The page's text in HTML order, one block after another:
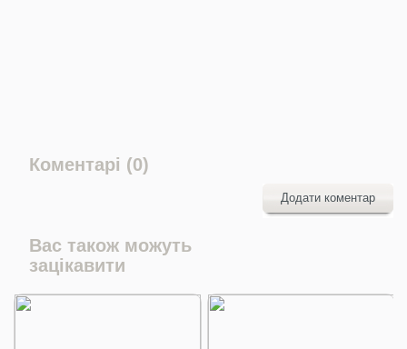
Коментарі (0)
Додати коментар
Вас також можуть
зацікавити